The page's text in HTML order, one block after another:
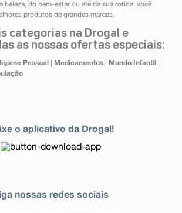
beleza, do bem-estar ou até da sua rotina, você
produtos de grandes marcas.
categorias na Drogal e
as nossas ofertas especiais:
Pessoal Medicamentos| Mundo Infantil
o aplicativo da Drogal!
nossas redes sociais